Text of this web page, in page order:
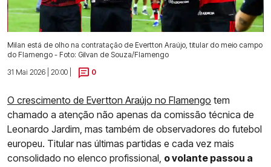
Milan está de olho na contratação de Evertton Araújo, titular do meio campo
do Flamengo - Foto: Gilvan de Souza/Flamengo
31 Mai 2026 | 20:00 |
0
O crescimento de Evertton Araújo no Flamengo tem
chamado a atenção não apenas da comissão técnica de
Leonardo Jardim, mas também de observadores do futebol
europeu. Titular nas últimas partidas e cada vez mais
consolidado no elenco profissional, o volante passou a